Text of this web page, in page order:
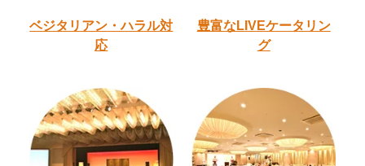
ベジタリアン・ハラル対
応
豊富なLIVEケータリン
グ